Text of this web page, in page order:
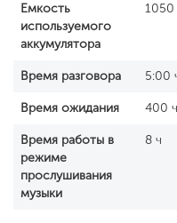
Емкость
используемого
аккумулятора
Время разговора 5:00
Время ожидания 400 ч
Время работы в
режиме
прослушивания
музыки
8 ч